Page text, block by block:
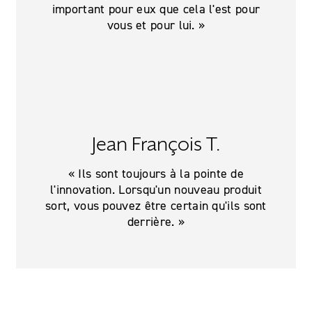
important pour eux que cela l'est pour
vous et pour lui. »
Jean François T.
« Ils sont toujours à la pointe de
l'innovation. Lorsqu'un nouveau produit
sort, vous pouvez être certain qu'ils sont
derrière. »